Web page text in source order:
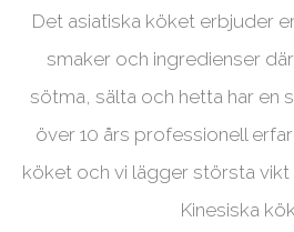
Det asiatiska köket erbjuder
smaker och ingredienser
sötma, sälta och hetta har en
över 10 års professionell
köket och vi lägger största vikt
Kinesiska